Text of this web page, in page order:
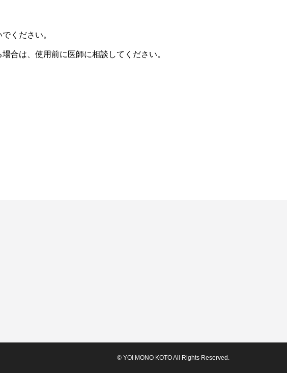
ください。
合は、使用前に医師に相談してください。
© YOI MONO KOTO All Rights Reserved.